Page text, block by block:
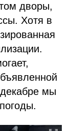
дворы,
Хотя в
мы